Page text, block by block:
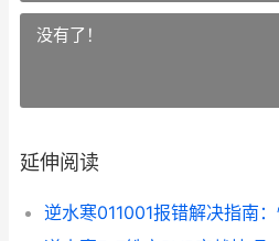
没有了！
延伸阅读